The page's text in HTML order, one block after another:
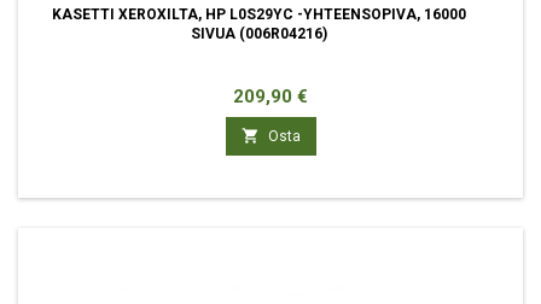
KASETTI XEROXILTA, HP L0S29YC -YHTEENSOPIVA, 16000
SIVUA (006R04216)
Hinta
209,90 €
 Osta